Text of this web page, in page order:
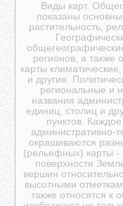
Виды карт.
показаны
растительность,
регионов, а также
карты
и другие.
региональные и
названия
единиц, столиц и
пунктов.
административно-
окрашиваются
(рельефных) карты -
поверхности
вершин
высотными
также относятся к